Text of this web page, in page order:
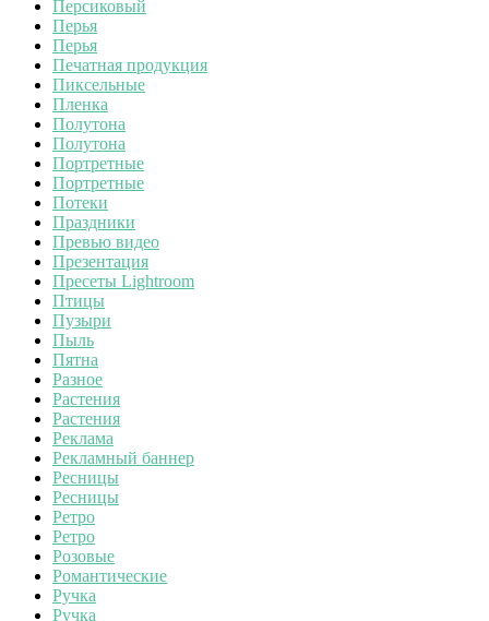
Персиковый
Перья
Перья
Печатная продукция
Пиксельные
Пленка
Полутона
Полутона
Портретные
Портретные
Потеки
Праздники
Превью видео
Презентация
Пресеты Lightroom
Птицы
Пузыри
Пыль
Пятна
Разное
Растения
Растения
Реклама
Рекламный баннер
Ресницы
Ресницы
Ретро
Ретро
Розовые
Романтические
Ручка
Ручка